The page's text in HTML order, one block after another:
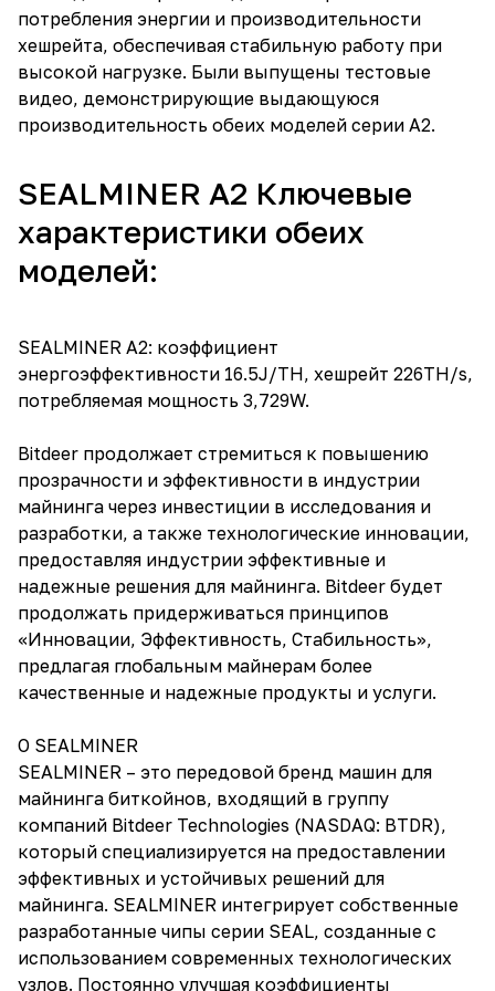
потребления энергии и производительности
хешрейта, обеспечивая стабильную работу при
высокой нагрузке. Были выпущены тестовые
видео, демонстрирующие выдающуюся
производительность обеих моделей серии A2.
SEALMINER A2 Ключевые
характеристики обеих
моделей:
SEALMINER A2: коэффициент
энергоэффективности 16.5J/TH, хешрейт 226TH/s,
потребляемая мощность 3,729W.
Bitdeer продолжает стремиться к повышению
прозрачности и эффективности в индустрии
майнинга через инвестиции в исследования и
разработки, а также технологические инновации,
предоставляя индустрии эффективные и
надежные решения для майнинга. Bitdeer будет
продолжать придерживаться принципов
«Инновации, Эффективность, Стабильность»,
предлагая глобальным майнерам более
качественные и надежные продукты и услуги.
О SEALMINER
SEALMINER – это передовой бренд машин для
майнинга биткойнов, входящий в группу
компаний Bitdeer Technologies (NASDAQ: BTDR),
который специализируется на предоставлении
эффективных и устойчивых решений для
майнинга. SEALMINER интегрирует собственные
разработанные чипы серии SEAL, созданные с
использованием современных технологических
узлов. Постоянно улучшая коэффициенты